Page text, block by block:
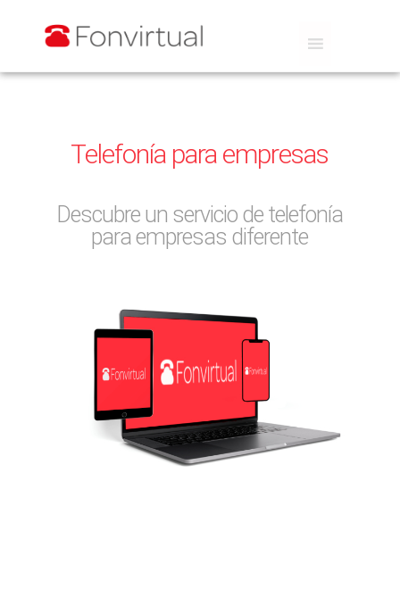
Telefonía para empresas
Descubre un servicio de telefonía
para empresas diferente